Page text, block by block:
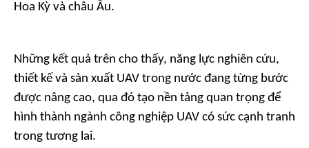
Hoa Kỳ và châu Âu.
Những kết quả trên cho thấy, năng lực nghiên cứu,
thiết kế và sản xuất UAV trong nước đang từng bước
được nâng cao, qua đó tạo nền tảng quan trọng để
hình thành ngành công nghiệp UAV có sức cạnh tranh
trong tương lai.